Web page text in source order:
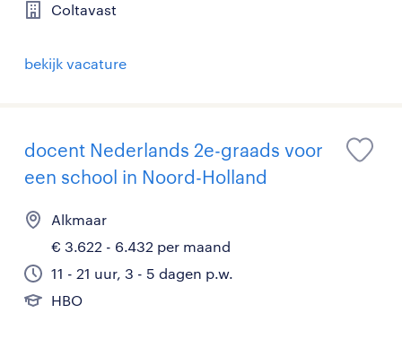
Coltavast
bekijk vacature
docent Nederlands 2e-graads voor
een school in Noord-Holland
Alkmaar
€ 3.622 - 6.432 per maand
11 - 21 uur, 3 - 5 dagen p.w.
HBO